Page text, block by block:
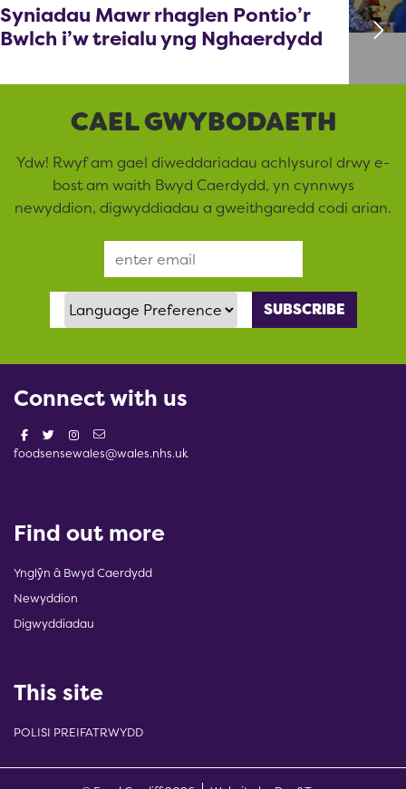
Syniadau Mawr rhaglen Pontio’r
Bwlch i’w treialu yng Nghaerdydd
CAEL GWYBODAETH
Ydw! Rwyf am gael diweddariadau achlysurol drwy e-
bost am waith Bwyd Caerdydd, yn cynnwys
newyddion, digwyddiadau a gweithgaredd codi arian.
Language Preference
Connect with us
foodsensewales@wales.nhs.uk
Find out more
Ynglŷn â Bwyd Caerdydd
Newyddion
Digwyddiadau
This site
POLISI PREIFATRWYDD